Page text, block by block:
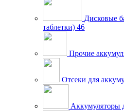
Дисковые
таблетки) 46
Прочие
Отсеки для
Аккумуляторы